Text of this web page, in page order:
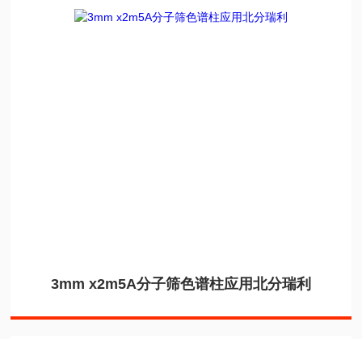
3mm x2m5A分子筛色谱柱应用北分瑞利